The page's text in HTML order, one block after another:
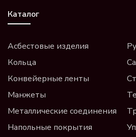
Каталог
Асбестовые изделия
Кольца
Конвейерные ленты
Манжеты
Металлические соединения
Напольные покрытия